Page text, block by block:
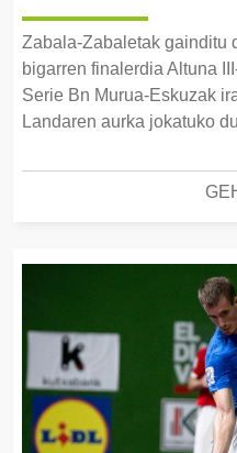
Zabala-Zabaletak gainditu
bigarren finalerdia Altuna
Serie Bn Murua-Eskuzak
Landaren aurka jokatuko